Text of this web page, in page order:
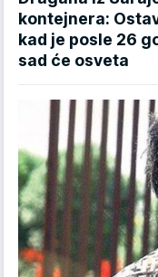
kontejnera:
kad je posle 26
sad će osveta